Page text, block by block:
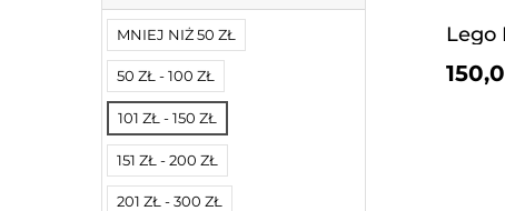
MNIEJ NIŻ 50 ZŁ
50 ZŁ - 100 ZŁ
101 ZŁ - 150 ZŁ
151 ZŁ - 200 ZŁ
201 ZŁ - 300 ZŁ